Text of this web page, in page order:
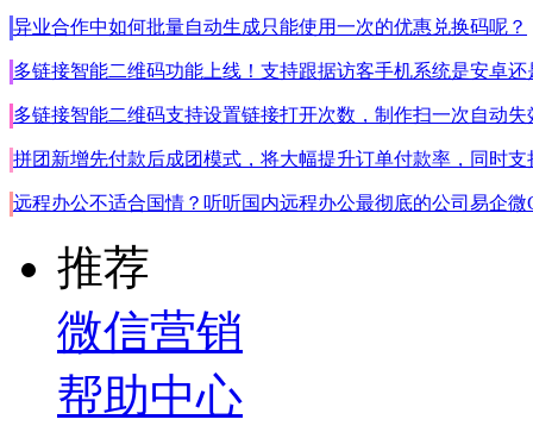
异业合作中如何批量自动生成只能使用一次的优惠兑换码呢？
多链接智能二维码功能上线！支持跟据访客手机系统是安卓还
多链接智能二维码支持设置链接打开次数，制作扫一次自动
拼团新增先付款后成团模式，将大幅提升订单付款率，同时支
远程办公不适合国情？听听国内远程办公最彻底的公司易企微
推荐
微信营销
帮助中心